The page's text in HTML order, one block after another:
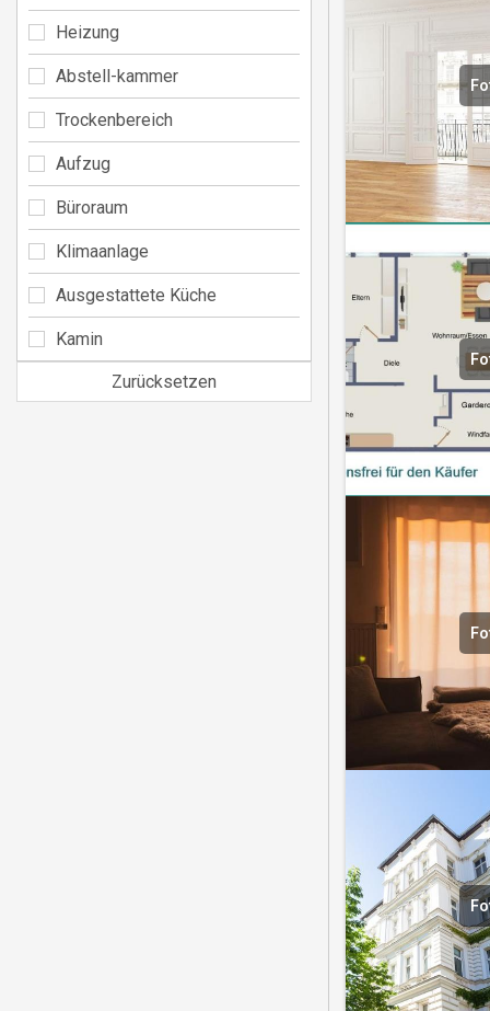
Heizung
Abstell-kammer
Trockenbereich
Aufzug
Büroraum
Klimaanlage
Ausgestattete Küche
Kamin
Zurücksetzen